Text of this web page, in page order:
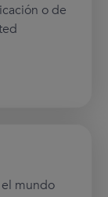
o de
mundo